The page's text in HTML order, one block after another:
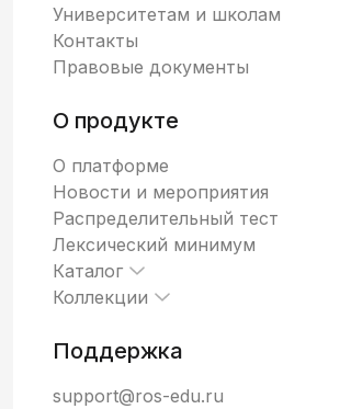
Университетам и школам
Контакты
Правовые документы
О продукте
О платформе
Новости и мероприятия
Распределительный тест
Лексический минимум
Каталог
Коллекции
Поддержка
support@ros-edu.ru